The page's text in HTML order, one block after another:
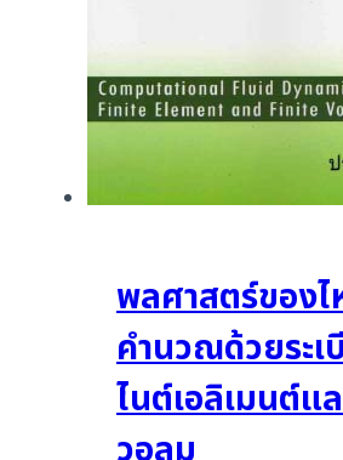
พลศาสตร์ของไ
คำนวณด้วยระเ
ไนต์เอลิเมนต์แ